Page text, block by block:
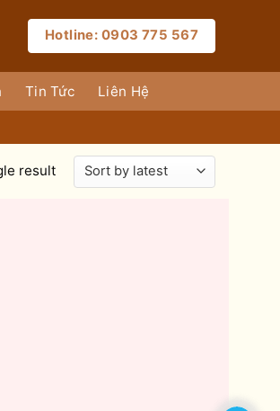
Hotline: 0903 775 567
Tin Tức Liên Hệ
result